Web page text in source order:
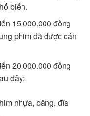
biến.
15.000.000 đồng
phim đã được dán
20.000.000 đồng
đây:
nhựa, băng, đĩa